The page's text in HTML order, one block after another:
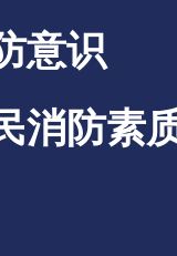
意识
消防素